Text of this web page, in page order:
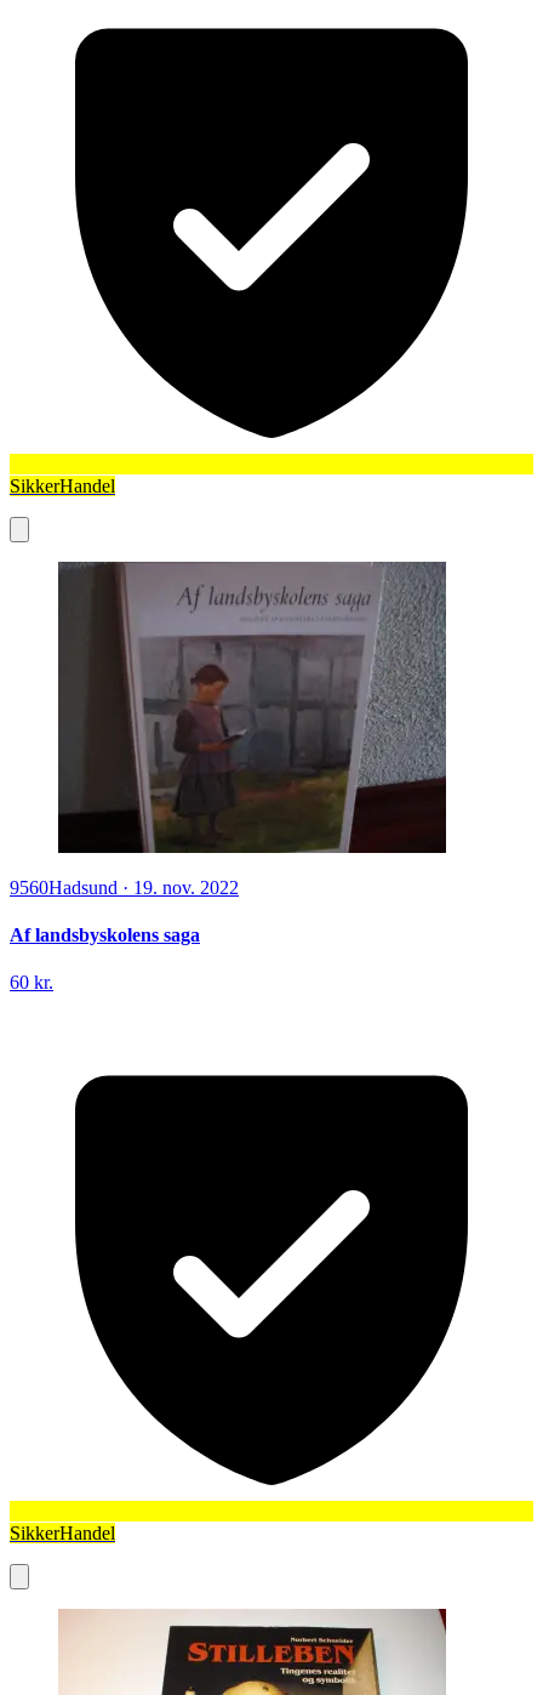
SikkerHandel
9560Hadsund · 19. nov. 2022
Af landsbyskolens saga
60 kr.
SikkerHandel